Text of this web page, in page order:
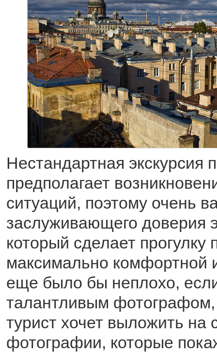
Нестандартная экскурсия
предполагает
ситуаций, поэтому очень
заслуживающего доверия
который сделает
максимально комфортной
еще было бы неплохо,
талантливым
турист хочет выложить на
фотографии, которые